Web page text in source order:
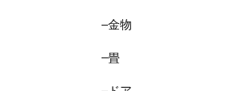
金物
畳